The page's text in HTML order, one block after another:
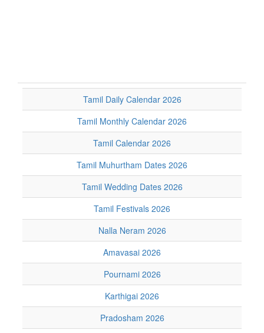
Tamil Daily Calendar 2026
Tamil Monthly Calendar 2026
Tamil Calendar 2026
Tamil Muhurtham Dates 2026
Tamil Wedding Dates 2026
Tamil Festivals 2026
Nalla Neram 2026
Amavasai 2026
Pournami 2026
Karthigai 2026
Pradosham 2026